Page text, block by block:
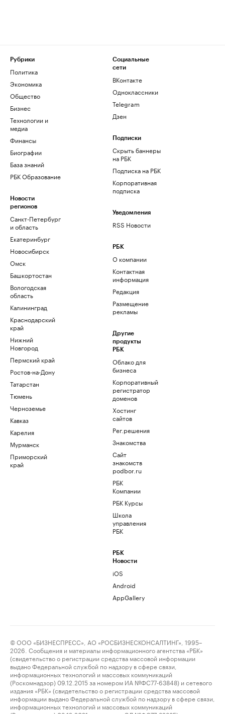
Рубрики
Политика
Экономика
Общество
Бизнес
Технологии и
медиа
Финансы
Биографии
База знаний
РБК Образование
Новости
регионов
Санкт-Петербург
и область
Екатеринбург
Новосибирск
Омск
Башкортостан
Вологодская
область
Калининград
Краснодарский
край
Нижний
Новгород
Пермский край
Ростов-на-Дону
Татарстан
Тюмень
Черноземье
Кавказ
Карелия
Мурманск
Приморский
край
Социальные
сети
ВКонтакте
Одноклассники
Telegram
Дзен
Подписки
Скрыть баннеры
на РБК
Подписка на РБК
Корпоративная
подписка
Уведомления
RSS Новости
РБК
О компании
Контактная
информация
Редакция
Размещение
рекламы
Другие
продукты
РБК
Облако для
бизнеса
Корпоративный
регистратор
доменов
Хостинг
сайтов
Рег.решения
Знакомства
Сайт
знакомств
podbor.ru
РБК
Компании
РБК Курсы
Школа
управления
РБК
РБК
Новости
iOS
Android
AppGallery
© ООО «БИЗНЕСПРЕСС», АО «РОСБИЗНЕСКОНСАЛТИНГ», 1995–
2026. Сообщения и материалы информационного агентства «РБК»
(свидетельство о регистрации средства массовой информации
выдано Федеральной службой по надзору в сфере связи,
информационных технологий и массовых коммуникаций
(Роскомнадзор) 09.12.2015 за номером ИА №ФС77-63848) и сетевого
издания «РБК» (свидетельство о регистрации средства массовой
информации выдано Федеральной службой по надзору в сфере связи,
информационных технологий и массовых коммуникаций